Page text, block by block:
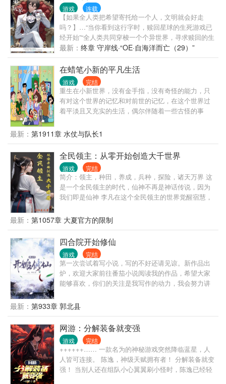
游戏 连载
【如果全人类把希望寄托给一个人，文明就会好走
吗？】…“当你看到这行字时，赎回星球的生死游戏已
经开始”“全人类共同穿梭一个个异世界，寻求赎回的生
机”“我是苏明安，拥有仅我得知的死亡回档能力”“淘汰
者成为了观众，亿万热度的直播间里，人们说我是
——最强的第一玩家、黑暗时代的火炬”“也有人说我是
不称职的领头羊”“…但没有关系”“我严守着，侵略者也
不知道的秘密——每当未来陷入绝望，我是唯一能回
到过去，改变悲剧的人”“我以谎言欺骗世界，无数次回
档摸黑前行”“一次次亲手埋葬失败的世界线”“一次次亲
手创造成功的世界线”“杀死每一个人，救赎每一个
怕承受鲜花着锦、背负亿万坟冢的岁月”…“…哪怕踩着
反转，多线结局，千张同人图副本进度:末世→白城→
狼人杀村→勇者恶龙→血族等…【时间长河的唯一守
望者，背负人类命运】【为众抱薪，不可冻毙于风
雪】【——所以，第一玩家，千千万万次，你都会选
择这无法回头的道路，救人世于水火…对吧？】…
最新： 终章 守岸线·“OE·自海洋而亡（29）”
在蜡笔小新的平凡生活
游戏 完结
重生在小新世界，没有金手指，没有奇怪的能力，只
有对这个世界的记忆和对前世的记忆，在这个世界过
着平淡且又充实的生活，偶尔伴随着一些古怪的事
自己的主角噢。??·??·??*?? ??
最新： 第1911章 水仗与队长1
全民领主：从零开始创造大千世界
游戏 完结
简介：领主，种田，养成，兵种，探险，诸天万界 这
是一个全民领主的时代，仙神不再是神话传说，因为
我们即是仙神 李凡在这个全民领主的世界觉醒宿慧，
领主之心 世界爱着他，虚空也眷顾着他，李凡会走上
怎样的道路呢 世界给予了李凡金色的领主之心，虚空
给予了李凡异化万物的能力，李凡在这两者之间又该
如何平衡 呢？ →：百步穿杨，箭无虚发 →：妖精赐
福，无所不能 →：鬼斧神工，锻造万物
············································· 无穷的世界，无尽的
宝藏，都深深埋藏在虚空当中 权力，财富，美人，一
切都在虚空当中 如果你想要，那就去虚空探索吧
最新： 第1057章 大夏官方的限制
四合院开始修仙
游戏 完结
第一次尝试着写小说，写的不好还请见谅。新作品出
炉，欢迎大家前往番茄小说阅读我的作品，希望大家
能够喜欢，你们的关注是我写作的动力，我会努力讲
最新： 第933章 郭北县
网游：分解装备就变强
游戏 完结
++++++…… 一款名为的神秘游戏突然降临蓝星，人
人皆可连接。 陈逸，神级天赋拥有者！ 分解装备就变
强！ 当别人还在组队小心翼翼刷小怪时，陈逸已经轻